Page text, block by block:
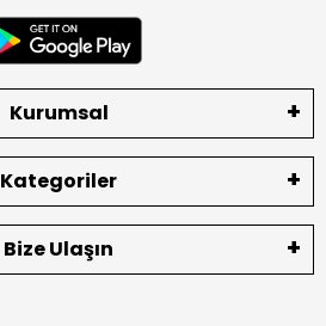
Kurumsal
Kategoriler
Bize Ulaşın